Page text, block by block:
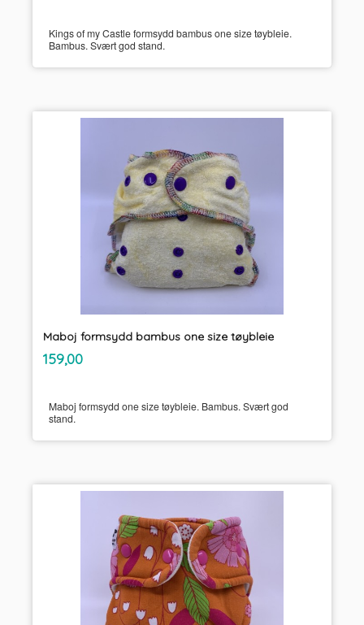
Kings of my Castle formsydd bambus one size tøybleie.
Bambus. Svært god stand.
Maboj formsydd bambus one size tøybleie
Pris
159,00mva.
Maboj formsydd one size tøybleie. Bambus. Svært god
stand.